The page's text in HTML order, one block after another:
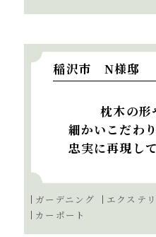
稲沢市 N様邸
枕木の形
細かいこだわ
忠実に再現し
ガーデニング
エクステ
カーポート